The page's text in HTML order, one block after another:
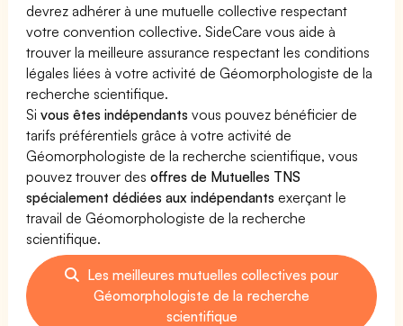
devrez adhérer à une mutuelle collective respectant
votre convention collective. SideCare vous aide à
trouver la meilleure assurance respectant les conditions
légales liées à votre activité de Géomorphologiste de la
recherche scientifique.
Sivous êtes indépendants vous pouvez bénéficier de
tarifs préférentiels grâce à votre activité de
Géomorphologiste de la recherche scientifique, vous
pouvez trouver desoffres de Mutuelles TNS
spécialement dédiées aux indépendants exerçant le
travail de Géomorphologiste de la recherche
scientifique.
Les meilleures mutuelles collectives pour
Géomorphologiste de la recherche
scientifique